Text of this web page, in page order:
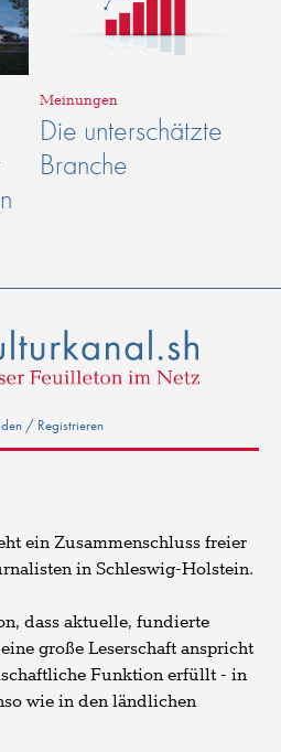
Meinungen
Die unterschätzte
Branche
/ Registrieren
ein Zusammenschluss freier
in Schleswig-Holstein.
dass aktuelle, fundierte
große Leserschaft anspricht
Funktion erfüllt - in
wie in den ländlichen